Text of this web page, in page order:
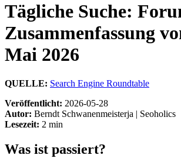
Tägliche Suche:
Zusammenfassung
Mai 2026
QUELLE: Search Engine Roundtable
Veröffentlicht: 2026-05-28
Autor: Berndt Schwanenmeisterja | Seoholics
Lesezeit: 2 min
Was ist passiert?